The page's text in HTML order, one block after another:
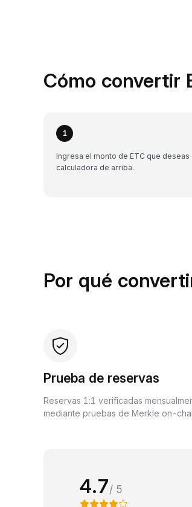
Cómo convertir
1
Ingresa el monto de ETC que deseas
calculadora de arriba.
Por qué
Prueba de reservas
Reservas 1:1 verificadas
mediante pruebas de Merkle on-
4.7/ 5